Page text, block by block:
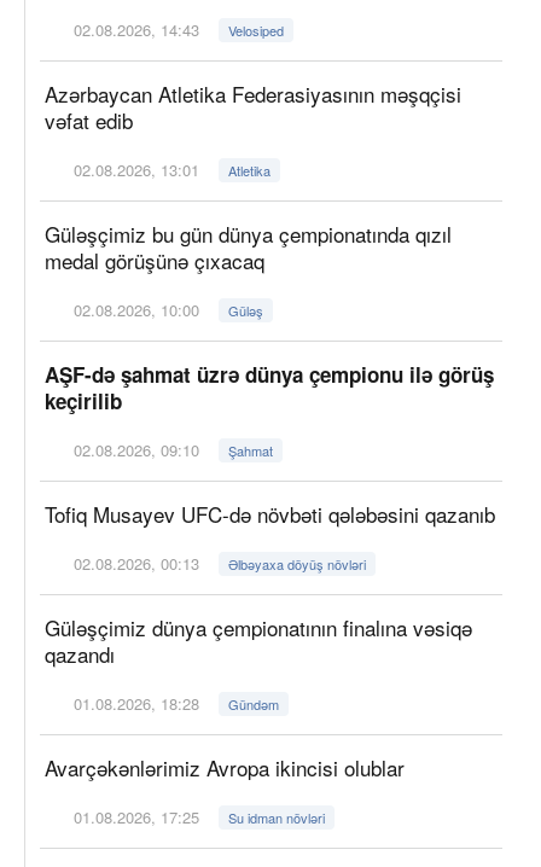
02.08.2026, 14:43 Velosiped
Azərbaycan Atletika Federasiyasının məşqçisi
vəfat edib
02.08.2026, 13:01 Atletika
Güləşçimiz bu gün dünya çempionatında qızıl
medal görüşünə çıxacaq
02.08.2026, 10:00 Güləş
AŞF-də şahmat üzrə dünya çempionu ilə görüş
keçirilib
02.08.2026, 09:10 Şahmat
Tofiq Musayev UFC-də növbəti qələbəsini qazanıb
02.08.2026, 00:13 Əlbəyaxa döyüş növləri
Güləşçimiz dünya çempionatının finalına vəsiqə
qazandı
01.08.2026, 18:28 Gündəm
Avarçəkənlərimiz Avropa ikincisi olublar
01.08.2026, 17:25 Su idman növləri